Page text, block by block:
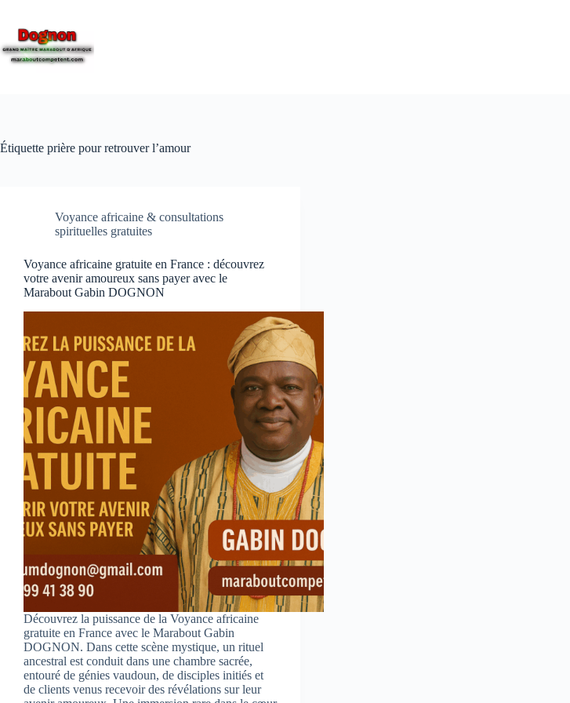
Étiquette prière pour retrouver l’amour
Voyance africaine & consultations
spirituelles gratuites
Voyance africaine gratuite en France : découvrez
votre avenir amoureux sans payer avec le
Marabout Gabin DOGNON
Découvrez la puissance de la Voyance africaine
gratuite en France avec le Marabout Gabin
DOGNON. Dans cette scène mystique, un rituel
ancestral est conduit dans une chambre sacrée,
entouré de génies vaudoun, de disciples initiés et
de clients venus recevoir des révélations sur leur